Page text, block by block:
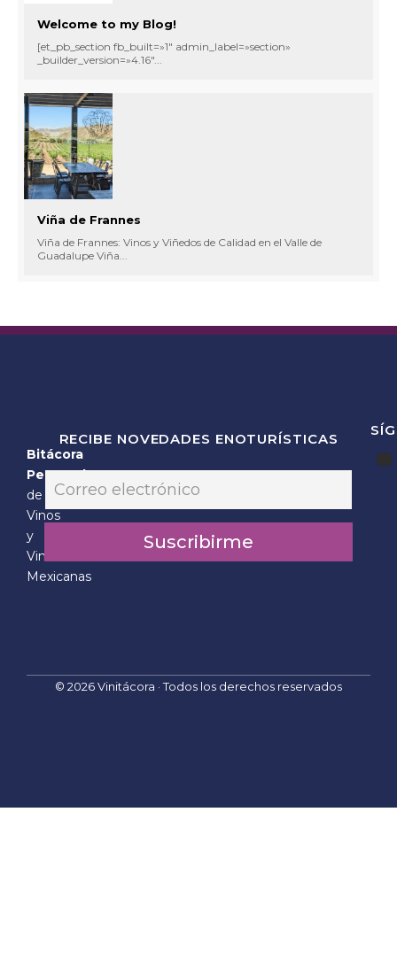
Welcome to my Blog!
[et_pb_section fb_built=»1″ admin_label=»section»
_builder_version=»4.16″...
Viña de Frannes
Viña de Frannes: Vinos y Viñedos de Calidad en el Valle de
Guadalupe Viña...
Bitácora
Personal
de
Vinos
y
Vinícolas
Mexicanas
RECIBE NOVEDADES ENOTURÍSTICAS
m
i
E
m
m
a
*
Suscribirme
© 2026 Vinitácora · Todos los derechos reservados